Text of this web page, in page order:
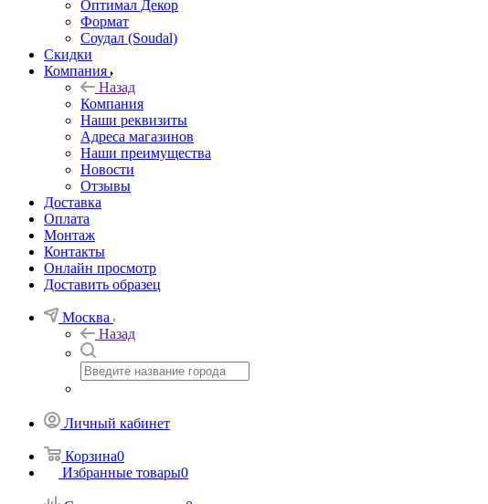
Оптимал Декор
Формат
Соудал (Soudal)
Скидки
Компания
Назад
Компания
Наши реквизиты
Адреса магазинов
Наши преимущества
Новости
Отзывы
Доставка
Оплата
Монтаж
Контакты
Онлайн просмотр
Доставить образец
Москва
Назад
Личный кабинет
Корзина0
Избранные товары0